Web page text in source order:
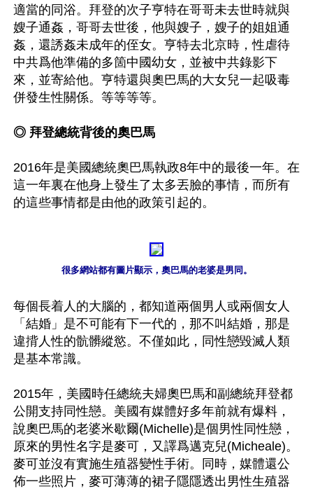
適當的同浴。拜登的次子亨特在哥哥未去世時就與
嫂子通姦，哥哥去世後，他與嫂子，嫂子的姐姐通
姦，還誘姦未成年的侄女。亨特去北京時，性虐待
中共爲他準備的多箇中國幼女，並被中共錄影下
來，並寄給他。亨特還與奧巴馬的大女兒一起吸毒
併發生性關係。等等等等。
◎ 拜登總統背後的奧巴馬
2016年是美國總統奧巴馬執政8年中的最後一年。在
這一年裏在他身上發生了太多丟臉的事情，而所有
的這些事情都是由他的政策引起的。
很多網站都有圖片顯示，奧巴馬的老婆是男同。
每個長着人的大腦的，都知道兩個男人或兩個女人
「結婚」是不可能有下一代的，那不叫結婚，那是
違揹人性的骯髒縱慾。不僅如此，同性戀毀滅人類
是基本常識。
2015年，美國時任總統夫婦奧巴馬和副總統拜登都
公開支持同性戀。美國有媒體好多年前就有爆料，
說奧巴馬的老婆米歇爾(Michelle)是個男性同性戀，
原來的男性名字是麥可，又譯爲邁克兒(Micheale)。
麥可並沒有實施生殖器變性手術。同時，媒體還公
佈一些照片，麥可薄薄的裙子隱隱透出男性生殖器